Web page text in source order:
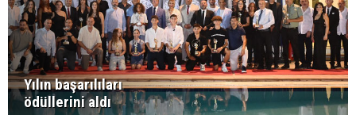
Yılın başarılıları
ödüllerini aldı